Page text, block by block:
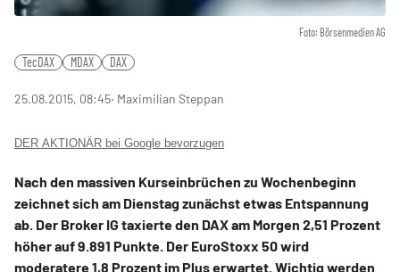
Foto: Börsenmedien AG
TecDAX MDAX DAX
25.08.2015, 08:45‧ Maximilian Steppan
DER AKTIONÄR bei Google bevorzugen
Nach den massiven Kurseinbrüchen zu Wochenbeginn
zeichnet sich am Dienstag zunächst etwas Entspannung
ab. Der Broker IG taxierte den DAX am Morgen 2,51 Prozent
höher auf 9.891 Punkte. Der EuroStoxx 50 wird
moderatere 1,8 Prozent im Plus erwartet. Wichtig werden